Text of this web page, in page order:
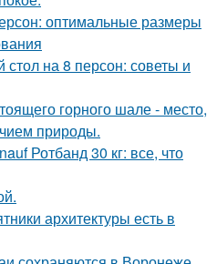
оптимальные размеры
на 8 персон: советы и
горного шале - место,
природы.
Ротбанд 30 кг: все, что
архитектуры есть в